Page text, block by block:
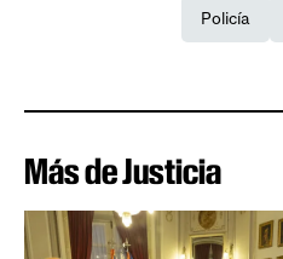
Policía
Más de Justicia